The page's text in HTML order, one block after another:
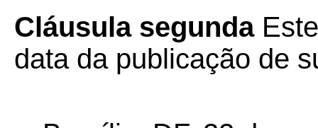
Cláusula segunda
data da publicação de